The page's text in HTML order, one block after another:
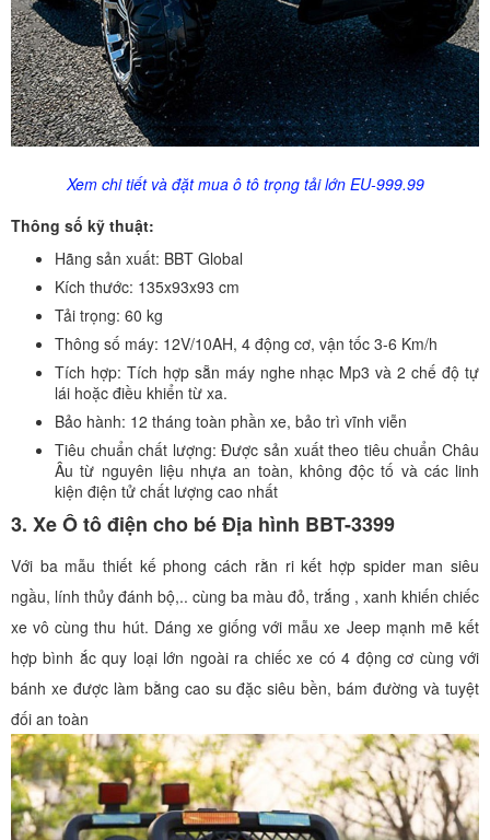
Xem chi tiết và đặt mua ô tô trọng tải lớn EU-999.99
Thông số kỹ thuật:
Hãng sản xuất: BBT Global
Kích thước: 135x93x93 cm
Tải trọng: 60 kg
Thông số máy: 12V/10AH, 4 động cơ, vận tốc 3-6 Km/h
Tích hợp: Tích hợp sẵn máy nghe nhạc Mp3 và 2 chế độ tự
lái hoặc điều khiển từ xa.
Bảo hành: 12 tháng toàn phần xe, bảo trì vĩnh viễn
Tiêu chuẩn chất lượng: Được sản xuất theo tiêu chuẩn Châu
Âu từ nguyên liệu nhựa an toàn, không độc tố và các linh
kiện điện tử chất lượng cao nhất
3. Xe Ô tô điện cho bé Địa hình BBT-3399
Với ba mẫu thiết kế phong cách rằn ri kết hợp spider man siêu
ngầu, lính thủy đánh bộ,.. cùng ba màu đỏ, trắng , xanh khiến chiếc
xe vô cùng thu hút. Dáng xe giống với mẫu xe Jeep mạnh mẽ kết
hợp bình ắc quy loại lớn ngoài ra chiếc xe có 4 động cơ cùng với
bánh xe được làm bằng cao su đặc siêu bền, bám đường và tuyệt
đối an toàn